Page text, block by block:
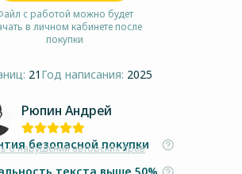
с работой можно будет
в личном кабинете после
покупки
21 Год написания: 2025
Рюпин Андрей
о нарушении авторских прав
безопасной покупки